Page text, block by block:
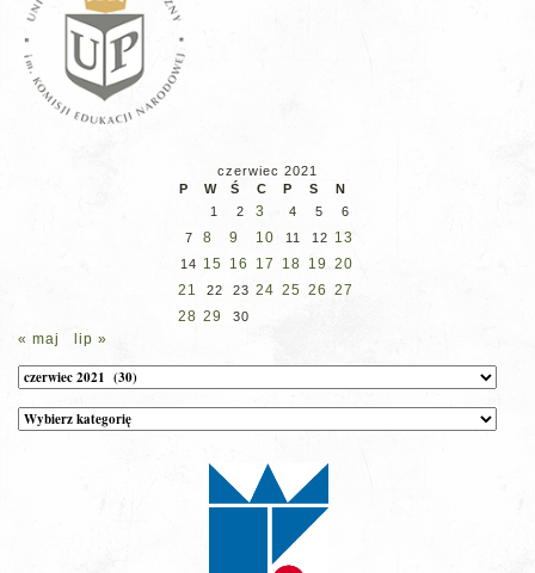
czerwiec 2021
P
W Ś C P S
N
1
2 3 4 5
6
7
8 9 10 11 12 13
14 15 16 17 18 19 20
21
22 23 24 25 26 27
28 29 30
« maj lip »
Archiwum
Kategorie
wpisów